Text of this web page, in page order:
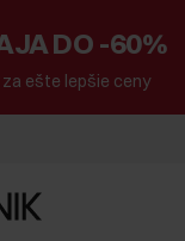
DO -60%
ešte lepšie ceny